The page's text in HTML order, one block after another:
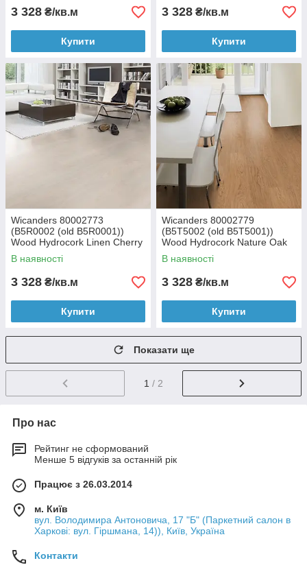
3 328 ₴/кв.м
Купити
3 328 ₴/кв.м
Купити
Wicanders 80002773
(B5R0002 (old B5R0001))
Wood Hydrocork Linen Cherry
замкова вінілова плитка
В наявності
3 328 ₴/кв.м
Купити
Wicanders 80002779
(B5T5002 (old B5T5001))
Wood Hydrocork Nature Oak
замковая виниловая плитка
В наявності
3 328 ₴/кв.м
Купити
Показати ще
1 / 2
Про нас
Рейтинг не сформований
Менше 5 відгуків за останній рік
Працює з 26.03.2014
м. Київ
вул. Володимира Антоновича, 17 "Б" (Паркетний салон в
Харкові: вул. Гіршмана, 14)), Київ, Україна
Контакти